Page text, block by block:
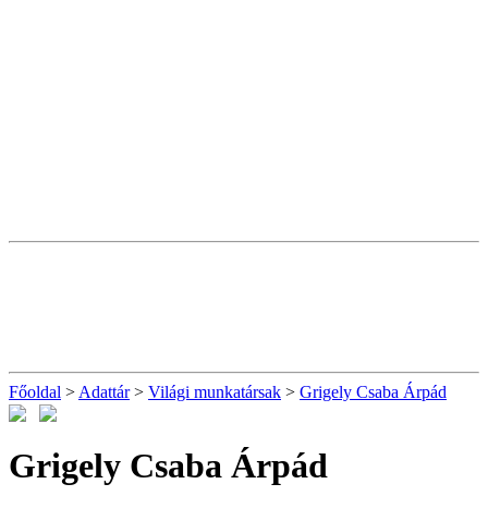
Főoldal > Adattár> Világi munkatársak > Grigely Csaba Árpád
Grigely Csaba Árpád